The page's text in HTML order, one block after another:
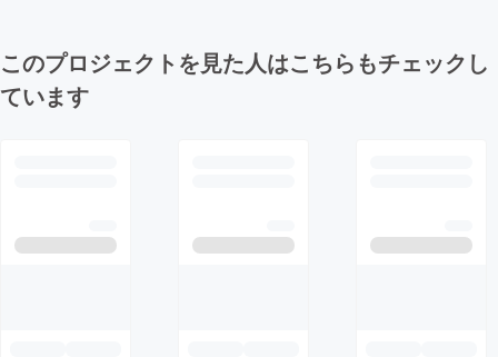
このプロジェクトを見た人はこちらもチェックし
ています